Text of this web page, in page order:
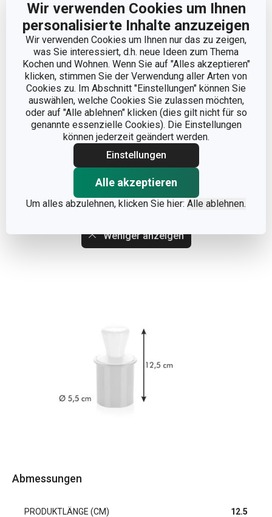
Wir verwenden Cookies um Ihnen
personalisierte Inhalte anzuzeigen
Wir verwenden Cookies um Ihnen nur das zu zeigen,
was Sie interessiert, d.h. neue Ideen zum Thema
Kochen und Wohnen. Wenn Sie auf "Alles akzeptieren"
klicken, stimmen Sie der Verwendung aller Arten von
Cookies zu. Im Abschnitt "Einstellungen" können Sie
auswählen, welche Cookies Sie zulassen möchten,
oder auf "Alle ablehnen" klicken (dies gilt nicht für so
genannte essenzielle Cookies). Die Einstellungen
können jederzeit geändert werden.
Einstellungen
Alle akzeptieren
Um alles abzulehnen, klicken Sie hier: Alle ablehnen.
Hersteller: TESCOMA s. r. o., U Tescomy 241, 760 01 Zlín;
info@tescoma.de
Weniger anzeigen
Abmessungen
PRODUKTLÄNGE (CM) 12.5